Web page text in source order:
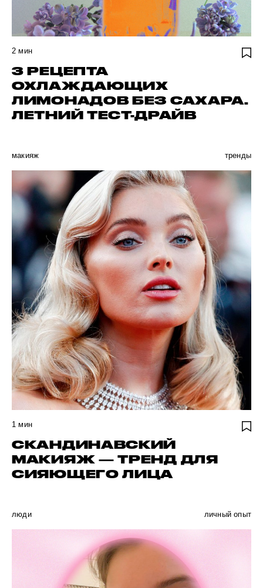
2 мин
3 РЕЦЕПТА
ОХЛАЖДАЮЩИХ
ЛИМОНАДОВ БЕЗ САХАРА.
ЛЕТНИЙ ТЕСТ-ДРАЙВ
макияж тренды
1 мин
СКАНДИНАВСКИЙ
МАКИЯЖ — ТРЕНД ДЛЯ
СИЯЮЩЕГО ЛИЦА
люди личный опыт